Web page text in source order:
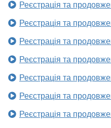
Реєстрація та
Реєстрація та
Реєстрація та
Реєстрація та
Реєстрація та
Реєстрація та
Реєстрація та